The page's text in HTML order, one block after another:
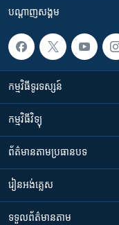
បណ្តាញ​សង្គម
កម្មវិធី​ទូរទស្សន៍
កម្មវិធី​វិទ្យុ
ព័ត៌មាន​តាមប្រធានបទ​
រៀន​​អង់គ្លេស
ទទួល​ព័ត៌មាន​តាម